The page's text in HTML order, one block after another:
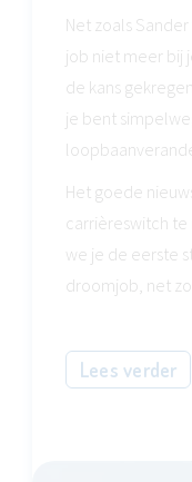
Net zoals
job niet meer bij
de kans
je bent
Het goede
carrièreswitch te
we je de eerste
droomjob, net
Lees verder